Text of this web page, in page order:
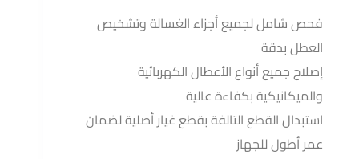
فحص شامل لجميع أجزاء الغسالة وتشخيص
العطل بدقة
إصلاح جميع أنواع الأعطال الكهربائية
والميكانيكية بكفاءة عالية
استبدال القطع التالفة بقطع غيار أصلية لضمان
عمر أطول للجهاز